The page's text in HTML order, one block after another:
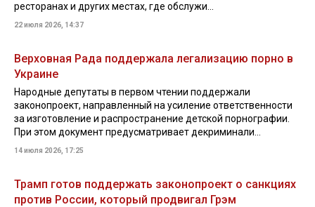
ресторанах и других местах, где обслужи...
22 июля 2026, 14:37
Верховная Рада поддержала легализацию порно в
Украине
Народные депутаты в первом чтении поддержали
законопроект, направленный на усиление ответственности
за изготовление и распространение детской порнографии.
При этом документ предусматривает декриминали...
14 июля 2026, 17:25
Трамп готов поддержать законопроект о санкциях
против России, который продвигал Грэм